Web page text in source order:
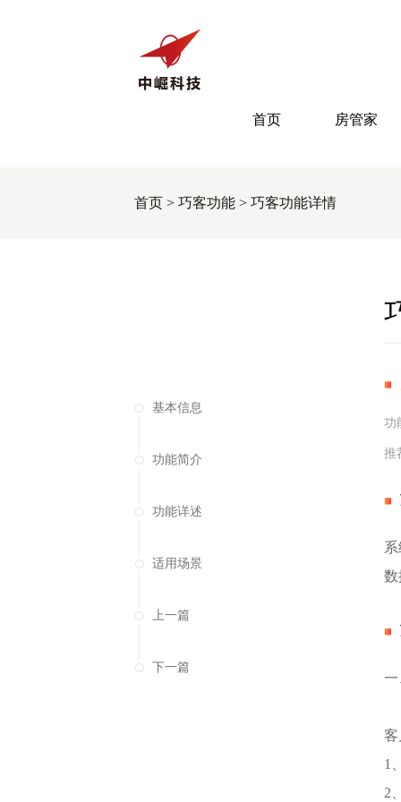
首页 房管家
首页 > 巧客功能 > 巧客功能详情
基本信息
功能简介
功能详述
适用场景
上一篇
下一篇
功
推
数
一
客
1
2